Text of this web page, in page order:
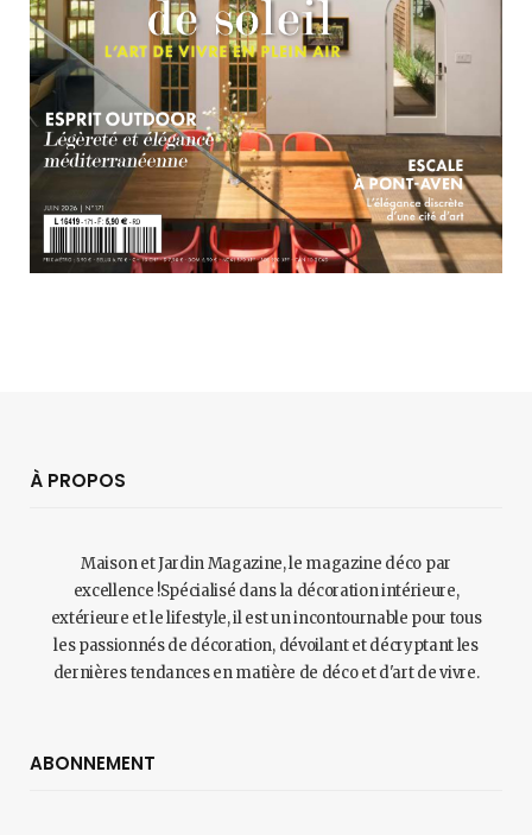
À PROPOS
Maison et Jardin Magazine, le magazine déco par
excellence !Spécialisé dans la décoration intérieure,
extérieure et le lifestyle, il est un incontournable pour tous
les passionnés de décoration, dévoilant et décryptant les
dernières tendances en matière de déco et d'art de vivre.
ABONNEMENT